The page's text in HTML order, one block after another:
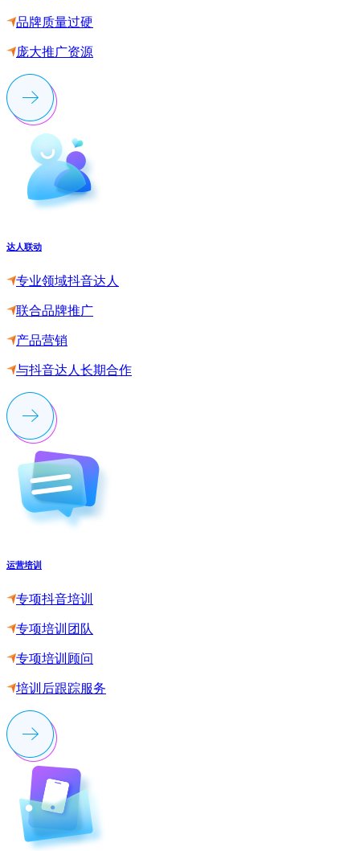
品牌质量过硬
庞大推广资源
达人联动
专业领域抖音达人
联合品牌推广
产品营销
与抖音达人长期合作
运营培训
专项抖音培训
专项培训团队
专项培训顾问
培训后跟踪服务